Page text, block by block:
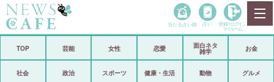
政治
当たる占い師 占い 登録• ログイン
マイルーム
TOP 芸能 女性 恋愛
面白ネタ
雑学
お金
社会 政治 スポーツ 健康・生活 動物 グルメ